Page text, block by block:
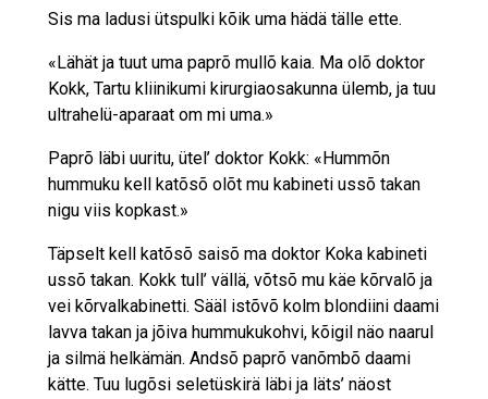
Sis ma ladusi ütspulki kõik uma hädä tälle ette.
«Lähät ja tuut uma paprõ mullõ kaia. Ma olõ doktor
Kokk, Tartu kliinikumi kirurgiaosakunna ülemb, ja tuu
ultrahelü-aparaat om mi uma.»
Paprõ läbi uuritu, ütel’ doktor Kokk: «Hummõn
hummuku kell katõsõ olõt mu kabineti ussõ takan
nigu viis kopkast.»
Täpselt kell katõsõ saisõ ma doktor Koka kabineti
ussõ takan. Kokk tull’ vällä, võtsõ mu käe kõrvalõ ja
vei kõrvalkabinetti. Sääl istõvõ kolm blondiini daami
lavva takan ja jõiva hummukukohvi, kõigil näo naarul
ja silmä helkämän. Andsõ paprõ vanõmbõ daami
kätte. Tuu lugõsi seletüskirä läbi ja läts’ näost